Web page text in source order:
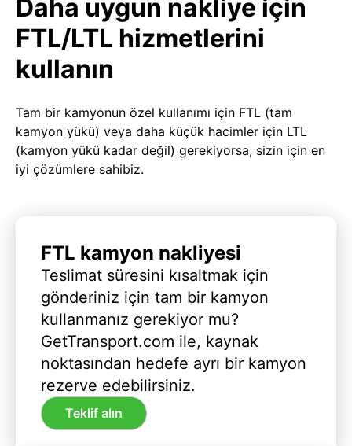
Daha uygun nakliye için
FTL/LTL hizmetlerini
kullanın
Tam bir kamyonun özel kullanımı için FTL (tam
kamyon yükü) veya daha küçük hacimler için LTL
(kamyon yükü kadar değil) gerekiyorsa, sizin için en
iyi çözümlere sahibiz.
FTL kamyon nakliyesi
Teslimat süresini kısaltmak için
gönderiniz için tam bir kamyon
kullanmanız gerekiyor mu?
GetTransport.com ile, kaynak
noktasından hedefe ayrı bir kamyon
rezerve edebilirsiniz.
Teklif alın